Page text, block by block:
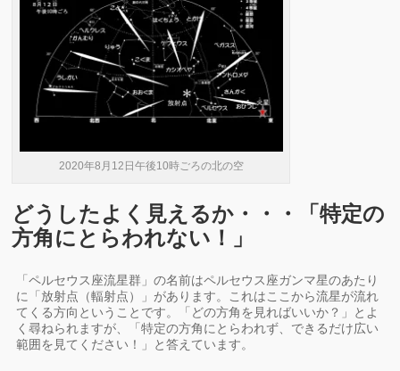
2020年8月12日午後10時ごろの北の空
どうしたよく見えるか・・・「特定の
方角にとらわれない！」
「ペルセウス座流星群」の名前はペルセウス座ガンマ星のあたり
に「放射点（輻射点）」があります。これはここから流星が流れ
てくる方向ということです。「どの方角を見ればいいか？」とよ
く尋ねられますが、「特定の方角にとらわれず、できるだけ広い
範囲を見てください！」と答えています。